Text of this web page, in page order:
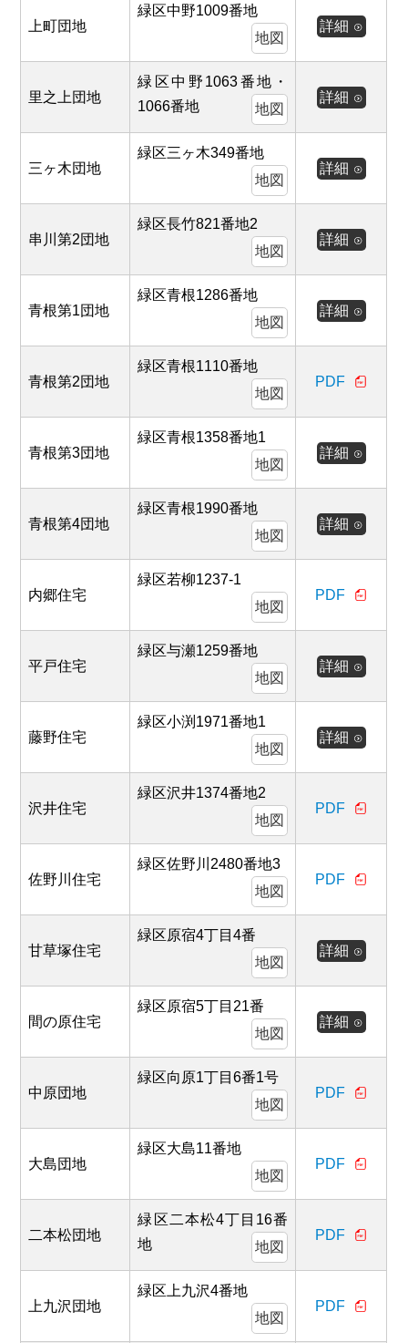
上町団地
緑区中野1009番地
地図
詳細
里之上団地
緑区中野1063番地・
1066番地
地図
詳細
三ヶ木団地
緑区三ヶ木349番地
地図
詳細
串川第2団地
緑区長竹821番地2
地図
詳細
青根第1団地
緑区青根1286番地
地図
詳細
青根第2団地
緑区青根1110番地
地図
PDF
青根第3団地
緑区青根1358番地1
地図
詳細
青根第4団地
緑区青根1990番地
地図
詳細
内郷住宅
緑区若柳1237-1
地図
PDF
平戸住宅
緑区与瀬1259番地
地図
詳細
藤野住宅
緑区小渕1971番地1
地図
詳細
沢井住宅
緑区沢井1374番地2
地図
PDF
佐野川住宅
緑区佐野川2480番地3
地図
PDF
甘草塚住宅
緑区原宿4丁目4番
地図
詳細
間の原住宅
緑区原宿5丁目21番
地図
詳細
中原団地
緑区向原1丁目6番1号
地図
PDF
大島団地
緑区大島11番地
地図
PDF
二本松団地
緑区二本松4丁目16番
地
地図
PDF
上九沢団地
緑区上九沢4番地
地図
PDF